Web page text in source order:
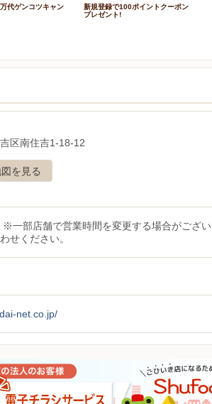
代ゲンコツキャン
新規登録で100ポイントクーポン
プレゼント!
区南住吉1-18-12
を見る
部店舗で営業時間を変更する場合がござい
せください。
net.co.jp/